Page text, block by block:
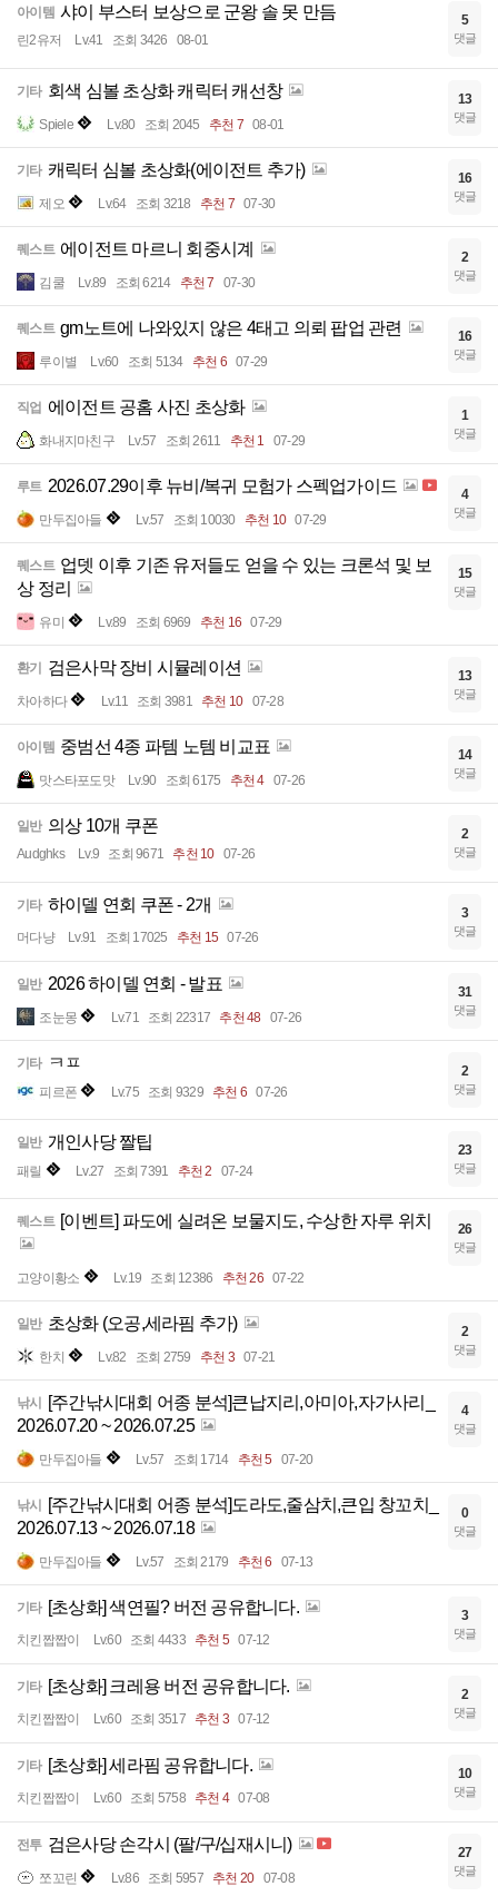
아이템 샤이 부스터 보상으로 군왕 솔 못 만듬
린2유저 Lv.41 조회 3426 08-01
5
댓글
기타 회색 심볼 초상화 캐릭터 캐선창
Spiele Lv.80 조회 2045 추천 7 08-01
13
댓글
기타 캐릭터 심볼 초상화(에이전트 추가)
제오 Lv.64 조회 3218 추천 7 07-30
16
댓글
퀘스트 에이전트 마르니 회중시계
김쿨 Lv.89 조회 6214 추천 7 07-30
2
댓글
퀘스트 gm노트에 나와있지 않은 4태고 의뢰 팝업 관련
루이별 Lv.60 조회 5134 추천 6 07-29
16
댓글
직업 에이전트 공홈 사진 초상화
화내지마친구 Lv.57 조회 2611 추천 1 07-29
1
댓글
루트 2026.07.29이후 뉴비/복귀 모험가 스펙업가이드
만두집아들 Lv.57 조회 10030 추천 10 07-29
4
댓글
퀘스트 업뎃 이후 기존 유저들도 얻을 수 있는 크론석 및 보
상 정리
유미 Lv.89 조회 6969 추천 16 07-29
15
댓글
환기 검은사막 장비 시뮬레이션
차아하다 Lv.11 조회 3981 추천 10 07-28
13
댓글
아이템 중범선 4종 파템 노템 비교표
맛스타포도맛 Lv.90 조회 6175 추천 4 07-26
14
댓글
일반 의상 10개 쿠폰
Audghks Lv.9 조회 9671 추천 10 07-26
2
댓글
기타 하이델 연회 쿠폰 - 2개
머다냥 Lv.91 조회 17025 추천 15 07-26
3
댓글
일반 2026 하이델 연회 - 발표
조눈몽 Lv.71 조회 22317 추천 48 07-26
31
댓글
기타 ㅋㅍ
피르폰 Lv.75 조회 9329 추천 6 07-26
2
댓글
일반 개인사당 짤팁
패릴 Lv.27 조회 7391 추천 2 07-24
23
댓글
퀘스트 [이벤트] 파도에 실려온 보물지도, 수상한 자루 위치
고양이황소 Lv.19 조회 12386 추천 26 07-22
26
댓글
일반 초상화 (오공,세라핌 추가)
한치 Lv.82 조회 2759 추천 3 07-21
2
댓글
낚시 [주간낚시대회 어종 분석]큰납지리,아미아,자가사리_
2026.07.20 ~ 2026.07.25
만두집아들 Lv.57 조회 1714 추천 5 07-20
4
댓글
낚시 [주간낚시대회 어종 분석]도라도,줄삼치,큰입 창꼬치_
2026.07.13 ~ 2026.07.18
만두집아들 Lv.57 조회 2179 추천 6 07-13
0
댓글
기타 [초상화] 색연필? 버전 공유합니다.
치킨짭짭이 Lv.60 조회 4433 추천 5 07-12
3
댓글
기타 [초상화] 크레용 버전 공유합니다.
치킨짭짭이 Lv.60 조회 3517 추천 3 07-12
2
댓글
기타 [초상화] 세라핌 공유합니다.
치킨짭짭이 Lv.60 조회 5758 추천 4 07-08
10
댓글
전투 검은사당 손각시 (팔/구/십재시니)
쪼꼬린 Lv.86 조회 5957 추천 20 07-08
27
댓글